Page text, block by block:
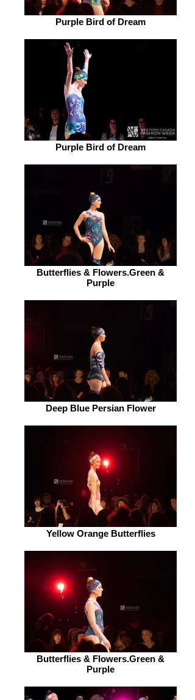
Purple Bird of Dream
Purple Bird of Dream
Butterflies & Flowers.Green &
Purple
Deep Blue Persian Flower
Yellow Orange Butterflies
Butterflies & Flowers.Green &
Purple